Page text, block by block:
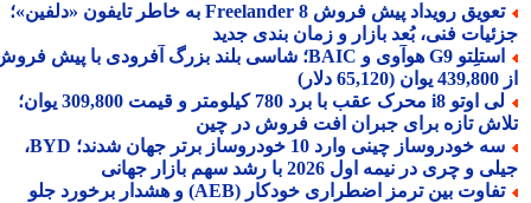
تعویق رویداد پیش فروش Freelander 8 به خاطر تایفون «دلفین»؛
فنی، بُعد بازار و زمان بندی جدید
استلِتو G9 هوآوی و BAIC؛ شاسی بلند بزرگ آفرودی با پیش فروش
لی اوتو i8 محرک عقب با برد 780 کیلومتر و قیمت 309,800 یوان؛
تازه برای جبران افت فروش در چین
سه خودروساز چینی وارد 10 خودروساز برتر جهان شدند؛ BYD،
چری در نیمه اول 2026 با رشد سهم بازار جهانی
تفاوت بین ترمز اضطراری خودکار (AEB) و هشدار برخورد جلو